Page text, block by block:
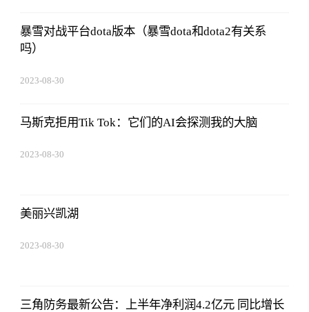
暴雪对战平台dota版本（暴雪dota和dota2有关系
吗）
2023-08-30
马斯克拒用Tik Tok：它们的AI会探测我的大脑
2023-08-30
美丽兴凯湖
2023-08-30
三角防务最新公告：上半年净利润4.2亿元 同比增长